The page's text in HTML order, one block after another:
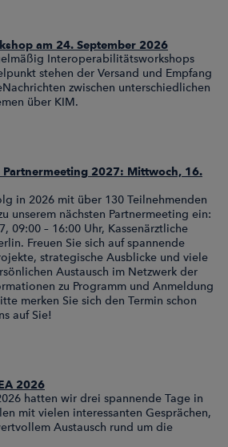
am 24. September 2026
Interoperabilitätsworkshops
stehen der Versand und Empfang
zwischen unterschiedlichen
über KIM.
Partnermeeting 2027: Mittwoch, 16.
in 2026 mit über 130 Teilnehmenden
unserem nächsten Partnermeeting ein:
09:00 – 16:00 Uhr, Kassenärztliche
Freuen Sie sich auf spannende
strategische Ausblicke und viele
Austausch im Netzwerk der
zu Programm und Anmeldung
merken Sie sich den Termin schon
auf Sie!
2026
hatten wir drei spannende Tage in
mit vielen interessanten Gesprächen,
Austausch rund um die